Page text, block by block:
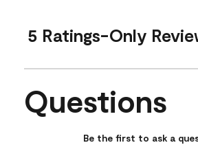
5 Ratings-Only
No questions have been asked
Questions
Be the first to ask a